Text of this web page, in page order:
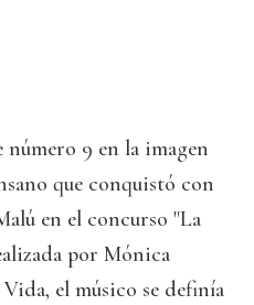
número 9 en la imagen
que conquistó con
en el concurso "La
por Mónica
el músico se definía